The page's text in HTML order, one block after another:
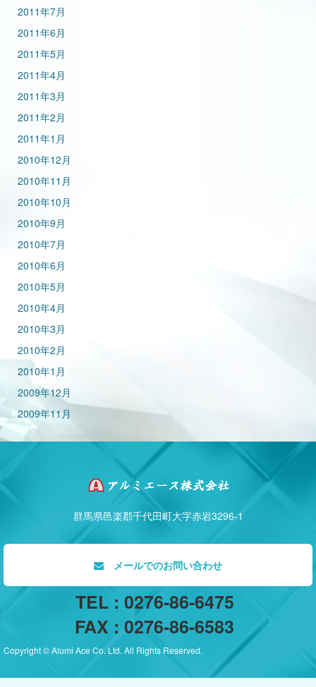
2011年7月
2011年6月
2011年5月
2011年4月
2011年3月
2011年2月
2011年1月
2010年12月
2010年11月
2010年10月
2010年9月
2010年7月
2010年6月
2010年5月
2010年4月
2010年3月
2010年2月
2010年1月
2009年12月
2009年11月
群馬県邑楽郡千代田町大字赤岩3296-1
メールでのお問い合わせ
TEL : 0276-86-6475
FAX : 0276-86-6583
Copyright © Alumi Ace Co. Ltd. All Rights Reserved.